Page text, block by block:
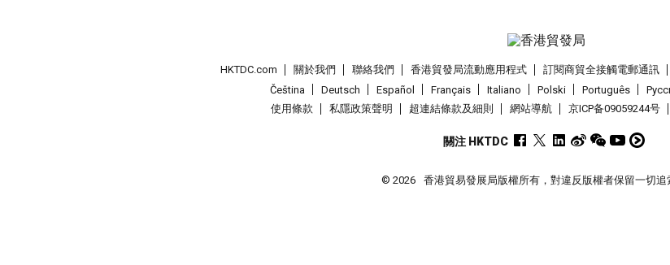
HKTDC.com 關於我們 聯絡我們 香港貿發局流動應用程式 訂閱商貿全接觸電郵通訊
Čeština
Deutsch Español Français Italiano Polski Português
使用條款
私隱政策聲明 超連結條款及細則 網站導航 京ICP备09059244号
關注 HKTDC
© 2026 香港貿易發展局版權所有，對違反版權者保留一切追